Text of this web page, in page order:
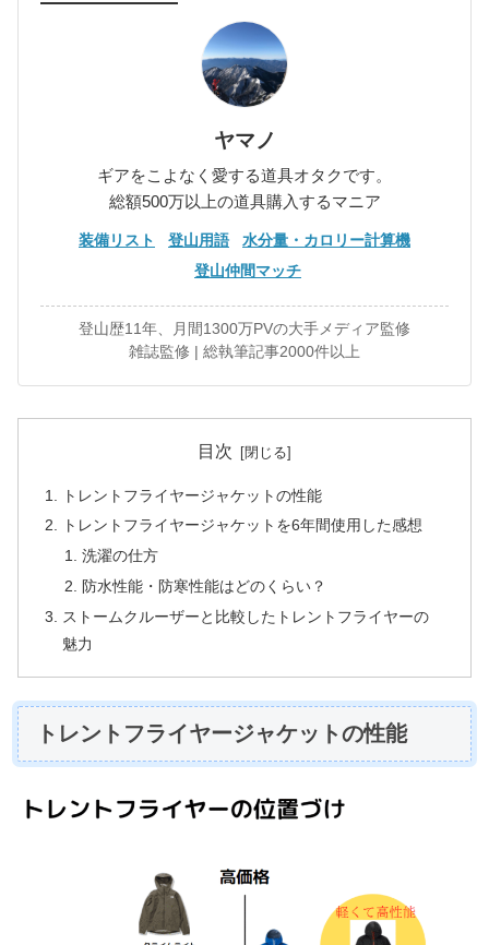
ヤマノ
ギアをこよなく愛する道具オタクです。
総額500万以上の道具購入するマニア
装備リスト 登山用語
水分量・カロリー計算機
登山仲間マッチ
登山歴11年、月間1300万PVの大手メディア監修
雑誌監修 | 総執筆記事2000件以上
目次
トレントフライヤージャケットの性能
トレントフライヤージャケットを6年間使用した感想
洗濯の仕方
防水性能・防寒性能はどのくらい？
ストームクルーザーと比較したトレントフライヤーの
魅力
トレントフライヤージャケットの性能